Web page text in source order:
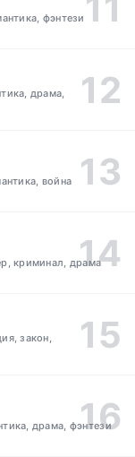
фэнтези
драма,
война
криминал, драма
закон,
драма, фэнтези